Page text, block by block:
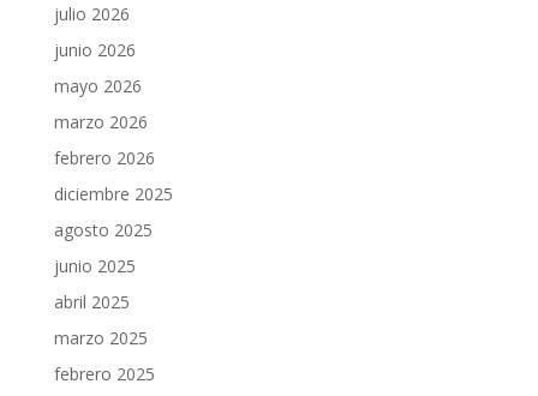
julio 2026
junio 2026
mayo 2026
marzo 2026
febrero 2026
diciembre 2025
agosto 2025
junio 2025
abril 2025
marzo 2025
febrero 2025